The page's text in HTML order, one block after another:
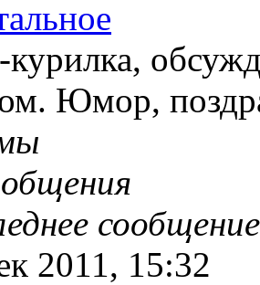
Юмор,
сообщение
2011, 15:32